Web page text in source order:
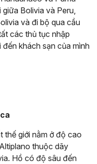
Bolivia và Peru,
và đi bộ qua cầu
các thủ tục nhập
khách sạn của mình
thế giới nằm ở độ cao
thuộc dãy
Hồ có độ sâu đến